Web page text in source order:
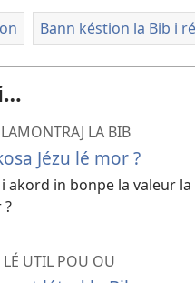
Bann késtion la Bib i
LA BIB
Jézu lé mor ?
i akord in bonpe la valeur
?
LÉ UTIL POU OU